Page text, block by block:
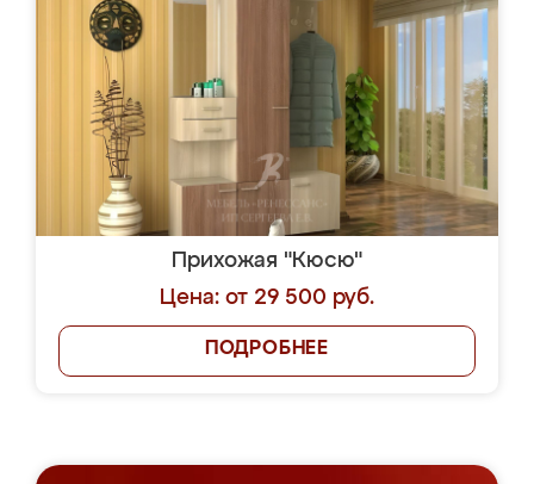
Прихожая "Кюсю"
Цена: от 29 500 руб.
ПОДРОБНЕЕ